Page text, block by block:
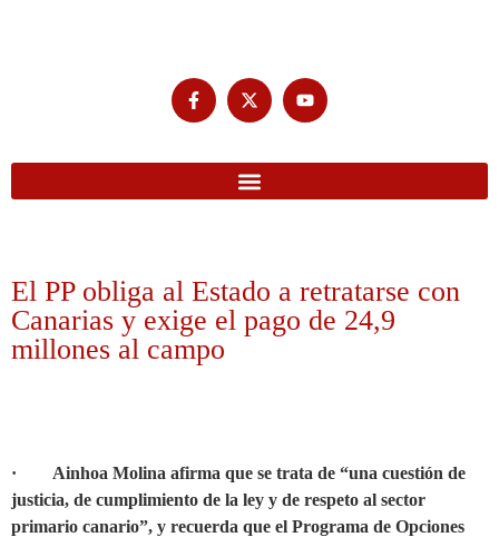
El PP obliga al Estado a retratarse con
Canarias y exige el pago de 24,9
millones al campo
· Ainhoa Molina afirma que se trata de “una cuestión de
justicia, de cumplimiento de la ley y de respeto al sector
primario canario”, y recuerda que el Programa de Opciones